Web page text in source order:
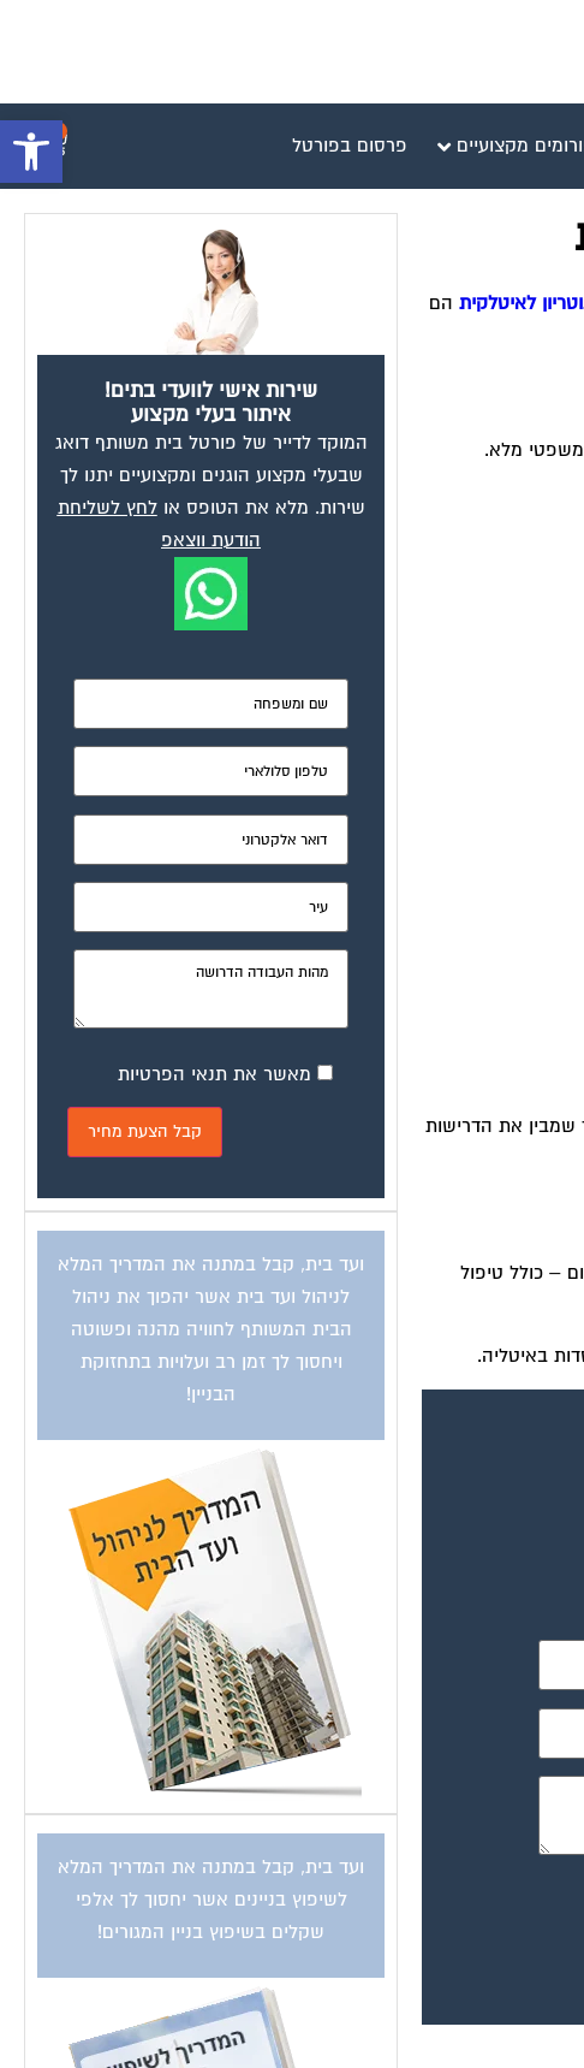
פתח מקצועיים פרסום בפורטל
לאיטלקית הם
משפטי מלא.
שמבין את הדרישות
– כולל טיפול
באיטליה.
שירות אישי לוועדי בתים!
איתור בעלי מקצוע
המוקד לדייר של פורטל בית משותף דואג
שבעלי מקצוע הוגנים ומקצועיים יתנו לך
שירות. מלא את הטופס אולחץ לשליחת
הודעת ווצאפ
מאשר את תנאי הפרטיות
ועד בית, קבל במתנה את המדריך המלא
לניהול ועד בית אשר יהפוך את ניהול
הבית המשותף לחוויה מהנה ופשוטה
ויחסוך לך זמן רב ועלויות בתחזוקת
הבניין!
ועד בית, קבל במתנה את המדריך המלא
לשיפוץ בניינים אשר יחסוך לך אלפי
שקלים בשיפוץ בניין המגורים!